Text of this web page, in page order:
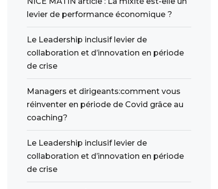
levier de performance économique ?
Le Leadership inclusif levier de
collaboration et d’innovation en période
de crise
Managers et dirigeants:comment vous
réinventer en période de Covid grâce au
coaching?
Le Leadership inclusif levier de
collaboration et d’innovation en période
de crise